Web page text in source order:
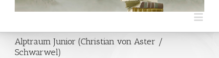
Alptraum Junior (Christian von Aster /
Schwarwel)